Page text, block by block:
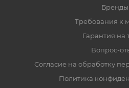
Бренды
Требования к
Гарантия на
Вопрос-
Согласие на обработку
Политика